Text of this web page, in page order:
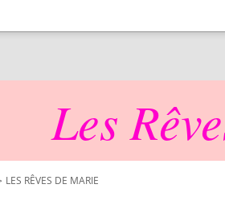
Les
LES RÊVES DE MARIE